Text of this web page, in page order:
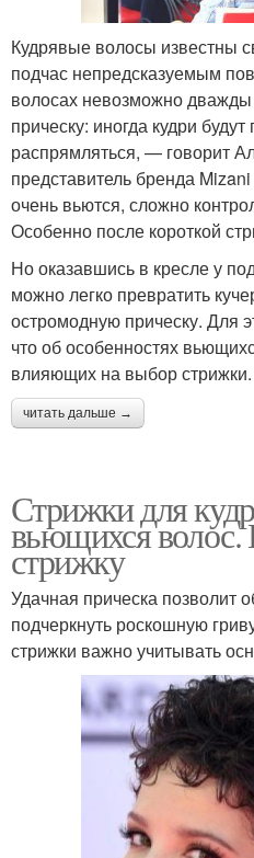
Кудрявые волосы известны
подчас непредсказуемым
волосах невозможно дважды
прическу: иногда кудри
распрямляться, — говорит
представитель бренда
очень вьются, сложно
Особенно после короткой
Но оказавшись в кресле у
можно легко превратить
остромодную прическу. Для
что об особенностях
влияющих на выбор стрижки.
читать дальше →
Стрижки для
вьющихся волос.
стрижку
Удачная прическа позволит
подчеркнуть роскошную
стрижки важно учитывать